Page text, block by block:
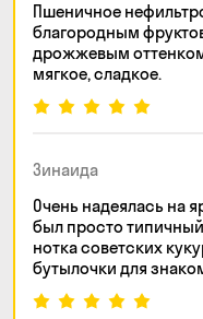
Пшеничное
благородным
дрожжевым
мягкое, сладкое.
Зинаида
Очень надеялась на
был просто
нотка советских
бутылочки для